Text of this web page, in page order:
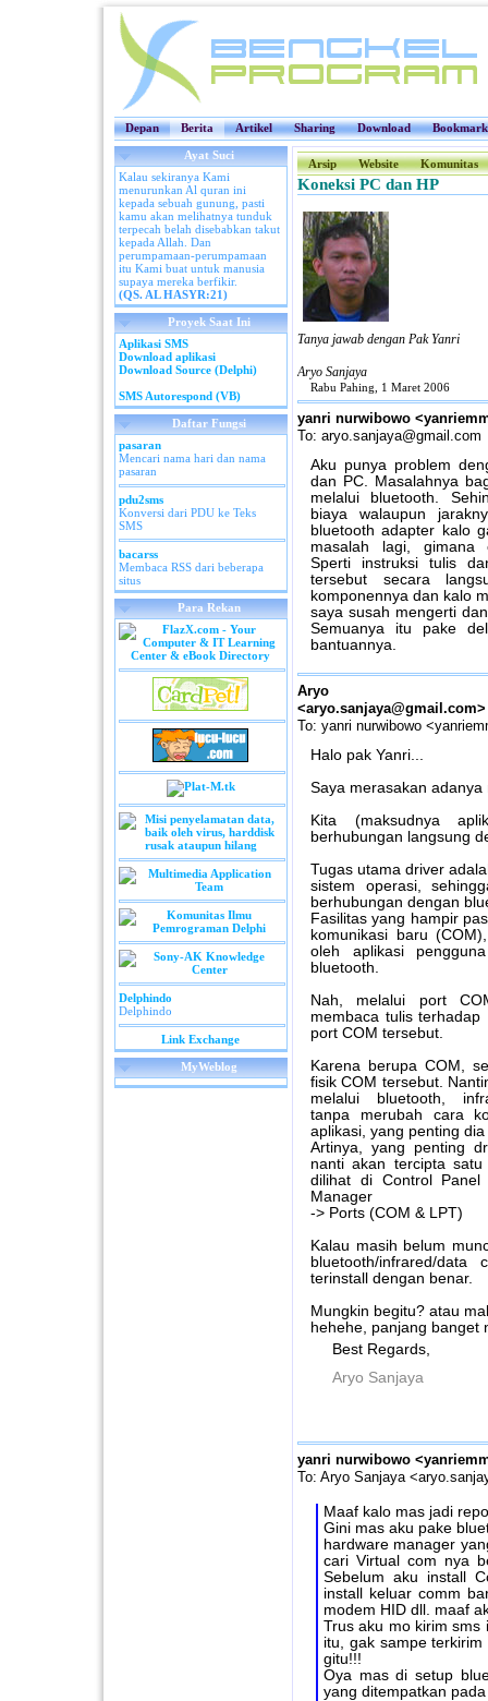
Depan Berita Artikel Sharing Download Bookmark
Ayat Suci
Kalau sekiranya Kami
menurunkan Al quran ini
kepada sebuah gunung, pasti
kamu akan melihatnya tunduk
terpecah belah disebabkan takut
kepada Allah. Dan
perumpamaan-perumpamaan
itu Kami buat untuk manusia
supaya mereka berfikir.
(QS. AL HASYR:21)
Proyek Saat Ini
Aplikasi SMS
Download aplikasi
Download Source (Delphi)
SMS Autorespond (VB)
Daftar Fungsi
pasaran
Mencari nama hari dan nama
pasaran
pdu2sms
Konversi dari PDU ke Teks
SMS
bacarss
Membaca RSS dari beberapa
situs
Para Rekan
Delphindo
Delphindo
Link Exchange
MyWeblog
Arsip Website Komunitas
Koneksi PC dan HP
Tanya jawab dengan Pak Yanri
Aryo Sanjaya
Rabu Pahing, 1 Maret 2006
yanri nurwibowo
To: aryo.sanjaya@gmail.com
Aku punya problem
dan PC. Masalahnya
melalui bluetooth.
biaya walaupun
bluetooth adapter kalo
masalah lagi, gimana
Sperti instruksi tulis
tersebut secara
komponennya dan kalo
saya susah mengerti
Semuanya itu pake
bantuannya.
Aryo
<aryo.sanjaya@gmail.com>
To: yanri nurwibowo
Halo pak Yanri...
Saya merasakan adanya
Kita (maksudnya
berhubungan langsung
Tugas utama driver
sistem operasi,
berhubungan dengan
Fasilitas yang hampir
komunikasi baru
oleh aplikasi
bluetooth.
Nah, melalui port
membaca tulis
port COM tersebut.
Karena berupa COM,
fisik COM tersebut.
melalui bluetooth,
tanpa merubah cara
aplikasi, yang penting
Artinya, yang penting
nanti akan tercipta
dilihat di Control
Manager
-> Ports (COM & LPT)
Kalau masih belum
bluetooth/infrared/
terinstall dengan benar.
Mungkin begitu? atau
hehehe, panjang banget
Best Regards,
Aryo Sanjaya
yanri nurwibowo
To: Aryo Sanjaya
Maaf kalo mas jadi
Gini mas aku pake
hardware manager
cari Virtual com nya
Sebelum aku install
install keluar comm
modem HID dll. maaf
Trus aku mo kirim sms
itu, gak sampe
gitu!!!
Oya mas di setup
yang ditempatkan